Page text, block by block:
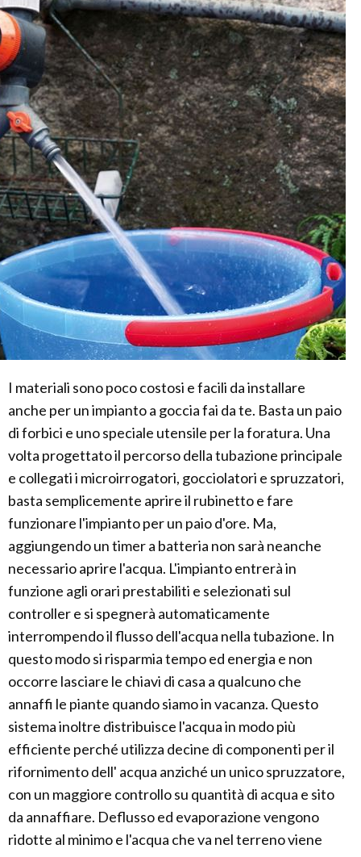
I materiali sono poco costosi e facili da installare
anche per un impianto a goccia fai da te. Basta un paio
di forbici e uno speciale utensile per la foratura. Una
volta progettato il percorso della tubazione principale
e collegati i microirrogatori, gocciolatori e spruzzatori,
basta semplicemente aprire il rubinetto e fare
funzionare l'impianto per un paio d'ore. Ma,
aggiungendo un timer a batteria non sarà neanche
necessario aprire l'acqua. L'impianto entrerà in
funzione agli orari prestabiliti e selezionati sul
controller e si spegnerà automaticamente
interrompendo il flusso dell'acqua nella tubazione. In
questo modo si risparmia tempo ed energia e non
occorre lasciare le chiavi di casa a qualcuno che
annaffi le piante quando siamo in vacanza. Questo
sistema inoltre distribuisce l'acqua in modo più
efficiente perché utilizza decine di componenti per il
rifornimento dell' acqua anziché un unico spruzzatore,
con un maggiore controllo su quantità di acqua e sito
da annaffiare. Deflusso ed evaporazione vengono
ridotte al minimo e l'acqua che va nel terreno viene